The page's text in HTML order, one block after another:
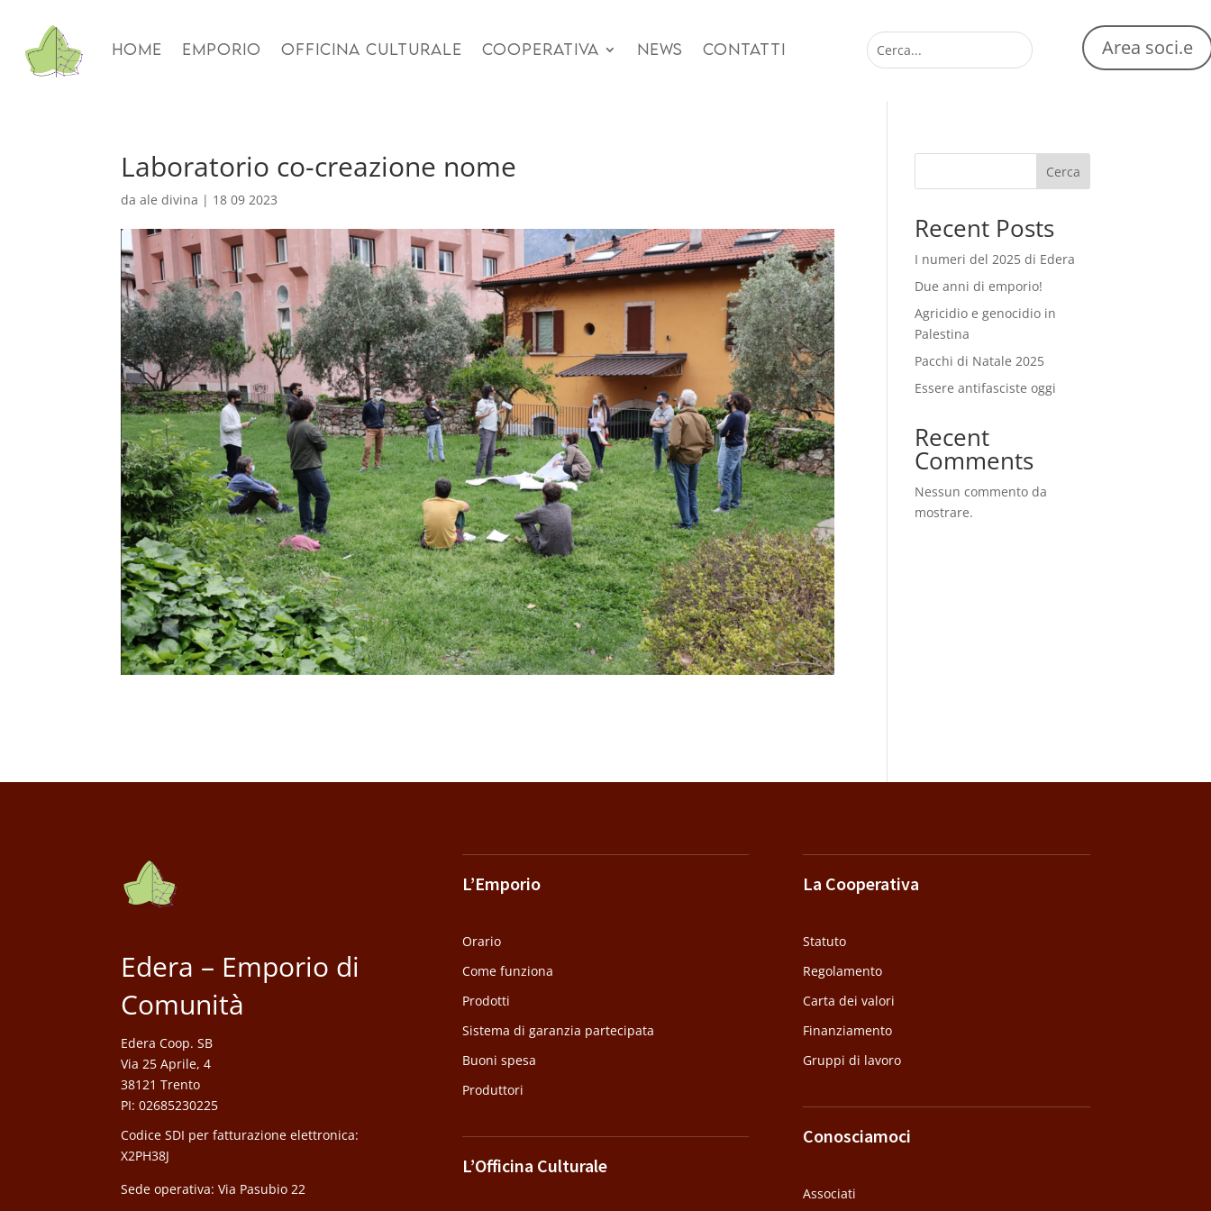
HOME EMPORIO OFFICINA CULTURALE COOPERATIVA NEWS CONTATTI Area soci.e
Laboratorio co-creazione nome
daale divina | 18 09 2023
Cerca
Recent Posts
I numeri del 2025 di Edera
Due anni di emporio!
Agricidio e genocidio in
Palestina
Pacchi di Natale 2025
Essere antifasciste oggi
Recent
Comments
Nessun commento da
mostrare.
Edera – Emporio di
Comunità
Edera Coop. SB
Via 25 Aprile, 4
38121 Trento
PI: 02685230225
Codice SDI per fatturazione elettronica:
X2PH38J
Sede operativa: Via Pasubio 22
L’Emporio
Orario
Come funziona
Prodotti
Sistema di garanzia partecipata
Buoni spesa
Produttori
L’Officina Culturale
La Cooperativa
Statuto
Regolamento
Carta dei valori
Finanziamento
Gruppi di lavoro
Conosciamoci
Associati